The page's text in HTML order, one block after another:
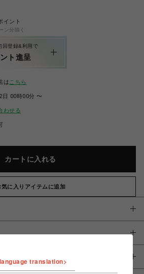
イント
ン分除く
回登録&利用で
ト進呈
は こちら
日 00時00分 〜
わせる
カートに入れる
気に入りアイテムに追加
translation>